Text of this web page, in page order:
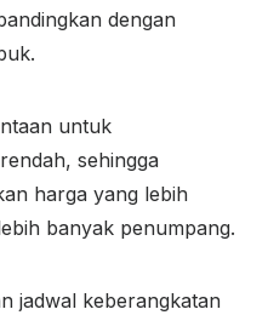
dengan
untuk
sehingga
harga yang lebih
banyak penumpang.
jadwal keberangkatan